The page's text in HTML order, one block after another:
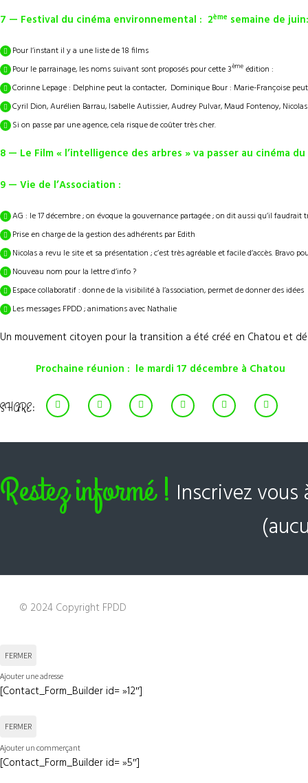
7 — Festival du cinéma environnemental : 2ème semaine de juin:
Pour l’instant il y a une liste de 18 films
Pour le parrainage, les noms suivant sont proposés pour cette 3ème édition :
Corinne Lepage : Delphine peut la contacter, Dominique Bour : Marie-Françoise
Cyril Dion, Aurélien Barrau, Isabelle Autissier, Audrey Pulvar, Maud Fontenoy,
Si on passe par une agence, cela risque de coûter très cher.
8 — Le Film « l’intelligence des arbres » va passer au cinéma
9 — Vie de l’Association :
AG : le 17 décembre ; on évoque la gouvernance partagée ; on dit aussi qu’il
Prise en charge de la gestion des adhérents par Edith
Nicolas a revu le site et sa présentation ; c’est très agréable et facile d’accès. Bravo
Nouveau nom pour la lettre d’info ?
Espace collaboratif : donne de la visibilité à l’association, permet de donner des idées
Les messages FPDD ; animations avec Nathalie
Un mouvement citoyen pour la transition a été créé en Chatou et
Prochaine réunion : le mardi 17 décembre à Chatou
SHARE:
Restez informé ! Inscrivez
© 2024 Copyright FPDD
FERMER
Ajouter une adresse
[Contact_Form_Builder id= »12″]
FERMER
Ajouter un commerçant
[Contact_Form_Builder id= »5″]